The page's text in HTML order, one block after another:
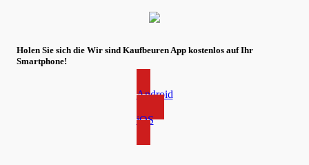
Holen Sie sich die Wir sind Kaufbeuren App kostenlos auf Ihr
Smartphone!
Android
iOS